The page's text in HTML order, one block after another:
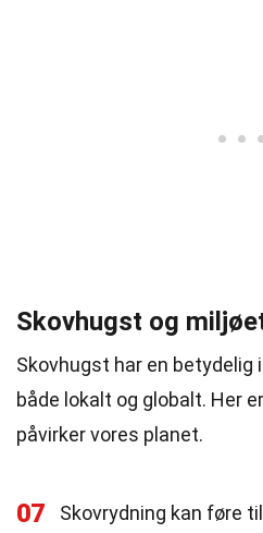
Skovhugst og
Skovhugst har en betydelig
både lokalt og globalt. Her
påvirker vores planet.
07 Skovrydning kan føre